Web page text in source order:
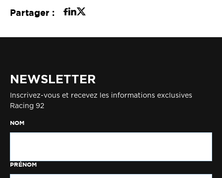
Partager :
NEWSLETTER
Inscrivez-vous et recevez les informations exclusives
Racing 92
NOM
PRÉNOM